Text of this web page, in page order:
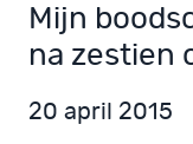
Mijn
na zestien
20 april 2015